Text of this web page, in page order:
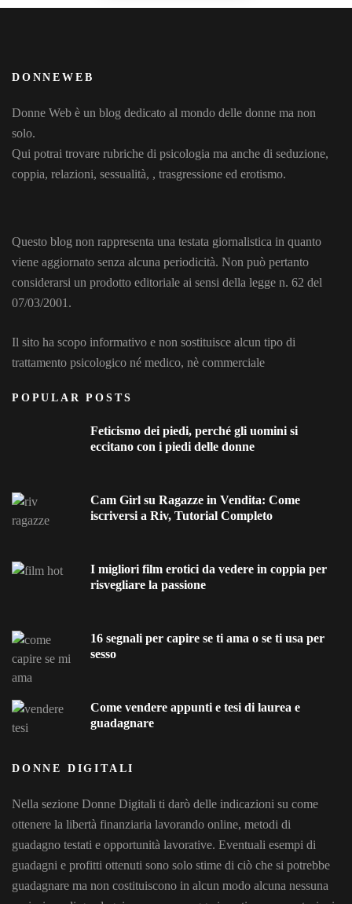
DONNEWEB
Donne Web è un blog dedicato al mondo delle donne ma non
solo.
Qui potrai trovare rubriche di psicologia ma anche di seduzione,
coppia, relazioni, sessualità, , trasgressione ed erotismo.
Questo blog non rappresenta una testata giornalistica in quanto
viene aggiornato senza alcuna periodicità. Non può pertanto
considerarsi un prodotto editoriale ai sensi della legge n. 62 del
07/03/2001.
Il sito ha scopo informativo e non sostituisce alcun tipo di
trattamento psicologico né medico, nè commerciale
POPULAR POSTS
Feticismo dei piedi, perché gli uomini si
eccitano con i piedi delle donne
Cam Girl su Ragazze in Vendita: Come
iscriversi a Riv, Tutorial Completo
I migliori film erotici da vedere in coppia per
risvegliare la passione
16 segnali per capire se ti ama o se ti usa per
sesso
Come vendere appunti e tesi di laurea e
guadagnare
DONNE DIGITALI
Nella sezione Donne Digitali ti darò delle indicazioni su come
ottenere la libertà finanziaria lavorando online, metodi di
guadagno testati e opportunità lavorative. Eventuali esempi di
guadagni e profitti ottenuti sono solo stime di ciò che si potrebbe
guadagnare ma non costituiscono in alcun modo alcuna nessuna